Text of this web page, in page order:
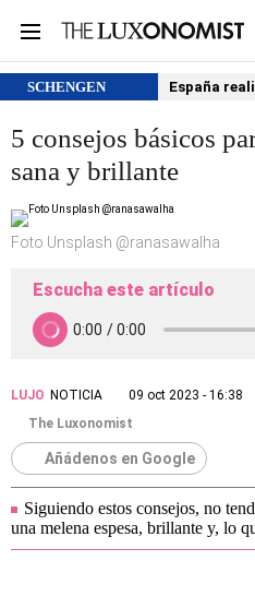
SCHENGEN España
5 consejos básicos
sana y brillante
Foto Unsplash @ranasawalha
Escucha este artículo
LUJO NOTICIA
09 oct 2023 - 16:38
The Luxonomist
Añádenos en Google
Siguiendo estos consejos, no
una melena espesa, brillante y, lo